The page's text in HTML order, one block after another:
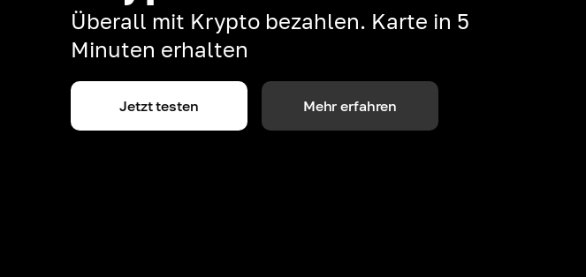
Überall mit Krypto bezahlen. Karte in 5
Minuten erhalten
Jetzt testen Mehr erfahren